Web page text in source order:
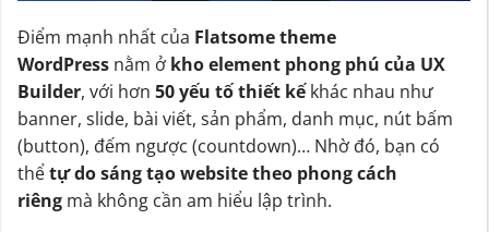
Điểm mạnh nhất của Flatsome theme
WordPress nằm ở kho element phong phú của UX
Builder, với hơn 50 yếu tố thiết kếkhác nhau như
banner, slide, bài viết, sản phẩm, danh mục, nút bấm
(button), đếm ngược (countdown)… Nhờ đó, bạn có
thểtự do sáng tạo website theo phong cách
riêng mà không cần am hiểu lập trình.